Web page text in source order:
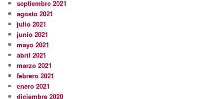
septiembre 2021
agosto 2021
julio 2021
junio 2021
mayo 2021
abril 2021
marzo 2021
febrero 2021
enero 2021
diciembre 2020